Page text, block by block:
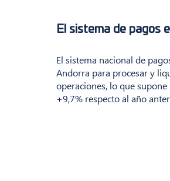
El sistema de pagos
El sistema nacional de
Andorra para procesar y
operaciones, lo que
+9,7% respecto al año